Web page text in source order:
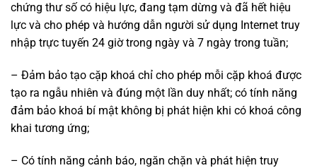
chứng thư số có hiệu lực, đang tạm dừng và đã hết hiệu
lực và cho phép và hướng dẫn người sử dụng Internet truy
nhập trực tuyến 24 giờ trong ngày và 7 ngày trong tuần;
– Đảm bảo tạo cặp khoá chỉ cho phép mỗi cặp khoá được
tạo ra ngẫu nhiên và đúng một lần duy nhất; có tính năng
đảm bảo khoá bí mật không bị phát hiện khi có khoá công
khai tương ứng;
– Có tính năng cảnh báo, ngăn chặn và phát hiện truy